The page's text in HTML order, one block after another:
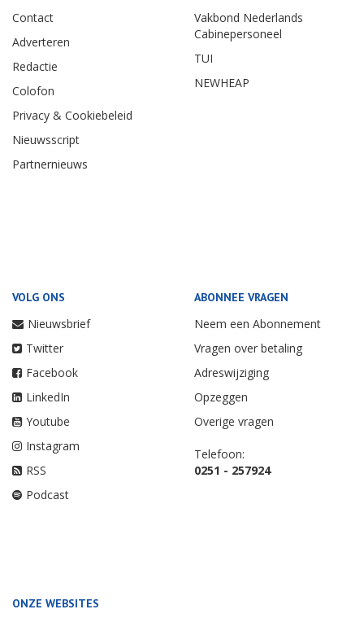
Contact
Adverteren
Redactie
Colofon
Privacy & Cookiebeleid
Nieuwsscript
Partnernieuws
Vakbond Nederlands
Cabinepersoneel
TUI
NEWHEAP
VOLG ONS
Nieuwsbrief
Twitter
Facebook
LinkedIn
Youtube
Instagram
RSS
Podcast
ABONNEE VRAGEN
Neem een Abonnement
Vragen over betaling
Adreswijziging
Opzeggen
Overige vragen
Telefoon:
0251 - 257924
ONZE WEBSITES